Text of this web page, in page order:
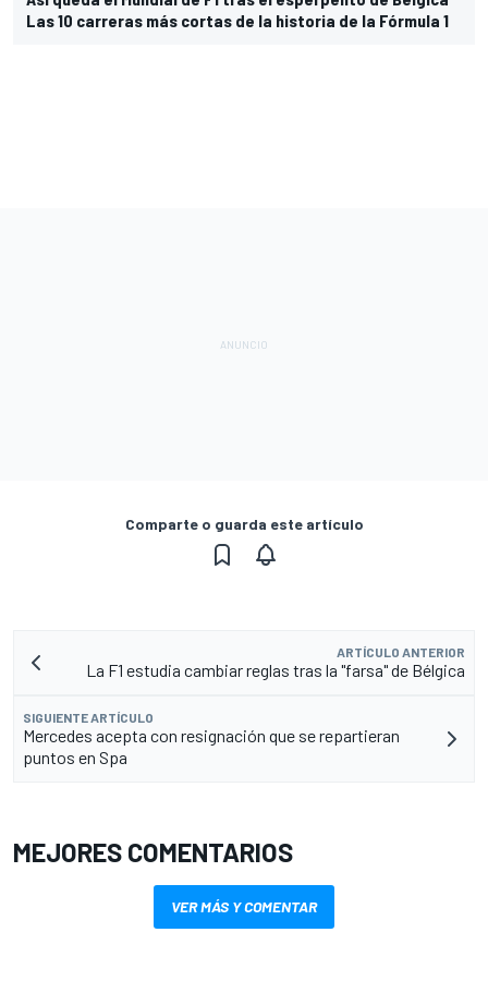
Las 10 carreras más cortas de la historia de la Fórmula 1
Comparte o guarda este artículo
ARTÍCULO ANTERIOR
La F1 estudia cambiar reglas tras la "farsa" de Bélgica
SIGUIENTE ARTÍCULO
Mercedes acepta con resignación que se repartieran
puntos en Spa
MEJORES COMENTARIOS
VER MÁS Y COMENTAR